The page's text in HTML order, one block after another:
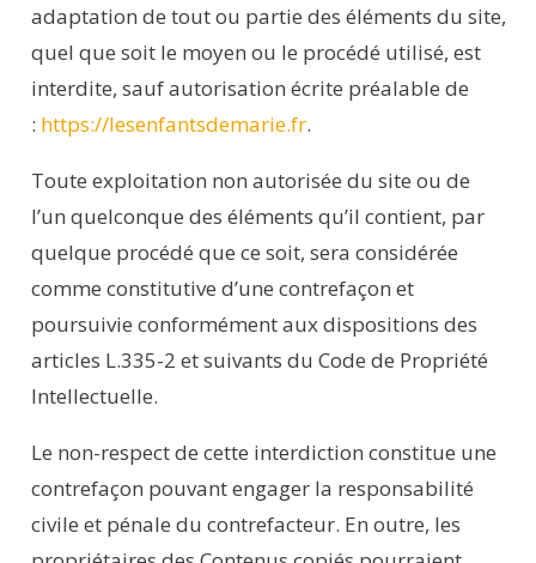
adaptation de tout ou partie des éléments du site,
quel que soit le moyen ou le procédé utilisé, est
interdite, sauf autorisation écrite préalable de
: https://lesenfantsdemarie.fr.
Toute exploitation non autorisée du site ou de
l’un quelconque des éléments qu’il contient, par
quelque procédé que ce soit, sera considérée
comme constitutive d’une contrefaçon et
poursuivie conformément aux dispositions des
articles L.335-2 et suivants du Code de Propriété
Intellectuelle.
Le non-respect de cette interdiction constitue une
contrefaçon pouvant engager la responsabilité
civile et pénale du contrefacteur. En outre, les